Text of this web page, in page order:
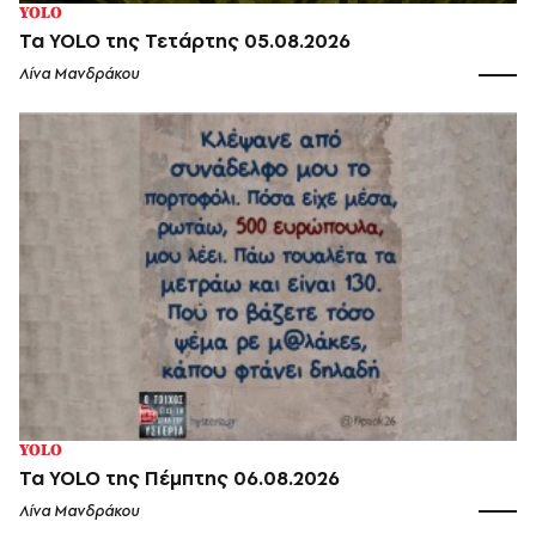
YOLO
Τα YOLO της Τετάρτης 05.08.2026
Λίνα Μανδράκου
YOLO
Τα YOLO της Πέμπτης 06.08.2026
Λίνα Μανδράκου